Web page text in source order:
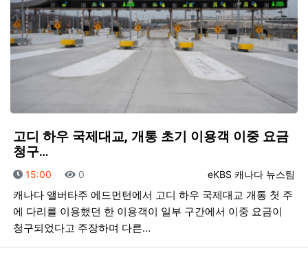
고디 하우 국제대교, 개통 초기 이용객 이중 요금
청구…
등록자
eKBS 캐나다 뉴스팀
등록일
15:00 조회
0
캐나다 앨버타주 에드먼턴에서 고디 하우 국제대교 개통 첫 주
에 다리를 이용했던 한 이용객이 일부 구간에서 이중 요금이
청구되었다고 주장하며 다른…